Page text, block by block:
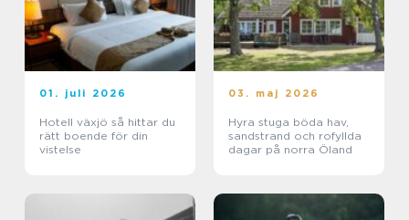
01. juli 2026
Hotell växjö så hittar du
rätt boende för din
vistelse
03. maj 2026
Hyra stuga böda hav,
sandstrand och rofyllda
dagar på norra Öland